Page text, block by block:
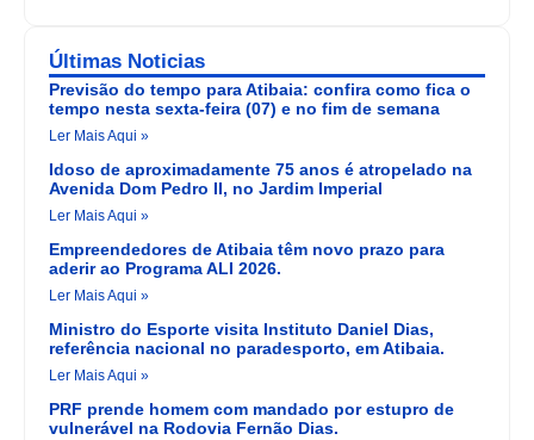
Últimas Noticias
Previsão do tempo para Atibaia: confira como fica o
tempo nesta sexta-feira (07) e no fim de semana
Ler Mais Aqui »
Idoso de aproximadamente 75 anos é atropelado na
Avenida Dom Pedro II, no Jardim Imperial
Ler Mais Aqui »
Empreendedores de Atibaia têm novo prazo para
aderir ao Programa ALI 2026.
Ler Mais Aqui »
Ministro do Esporte visita Instituto Daniel Dias,
referência nacional no paradesporto, em Atibaia.
Ler Mais Aqui »
PRF prende homem com mandado por estupro de
vulnerável na Rodovia Fernão Dias.